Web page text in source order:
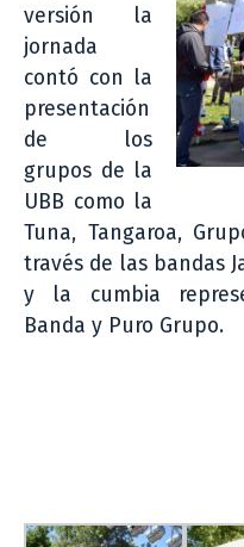
versión la
jornada
contó con la
presentación
de los
grupos de la
UBB como la
Tuna, Tangaroa,
través de las bandas
y la cumbia
Banda y Puro Grupo.